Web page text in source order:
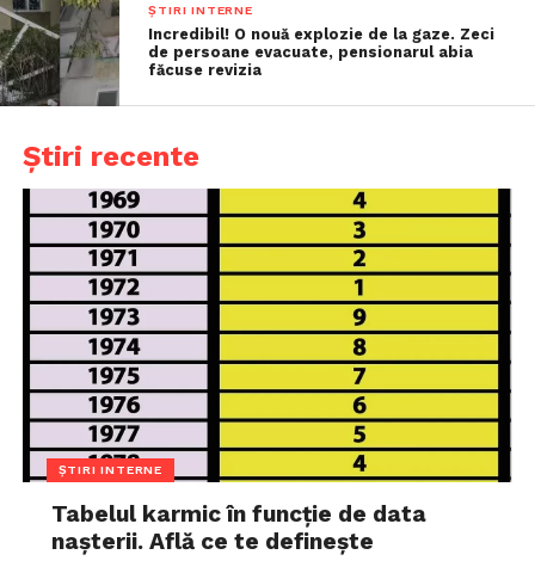
ȘTIRI INTERNE
Incredibil! O nouă explozie de la gaze. Zeci
de persoane evacuate, pensionarul abia
făcuse revizia
Știri recente
ȘTIRI INTERNE
Tabelul karmic în funcție de data
nașterii. Află ce te definește